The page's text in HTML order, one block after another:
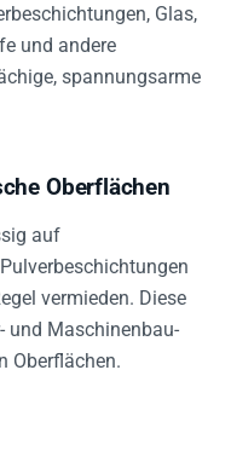
Glas,
und andere
spannungsarme
Oberflächen
auf
vermieden. Diese
und Maschinenbau-
Oberflächen.